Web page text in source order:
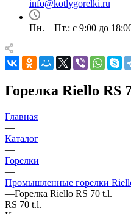
info@kotlygorelki.ru
Пн. – Пт.: с 9:00 до
Горелка Riello RS
Главная
—
Каталог
—
Горелки
—
Промышленные горелки
—Горелка Riello RS 70 t.l.
RS 70 t.l.